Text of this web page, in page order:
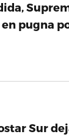
pugna
Sur